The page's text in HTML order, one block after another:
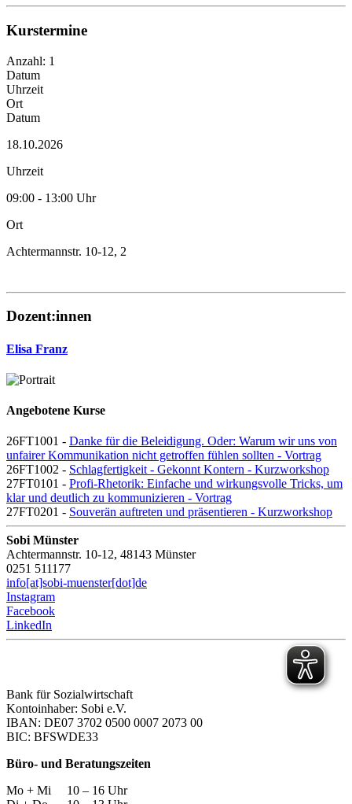
Kurstermine
Anzahl: 1
Datum
Uhrzeit
Ort
Datum
18.10.2026
Uhrzeit
09:00 - 13:00 Uhr
Ort
Achtermannstr. 10-12, 2
Dozent:innen
Elisa Franz
Angebotene Kurse
26FT1001 - Danke für die Beleidigung. Oder: Warum wir uns von
unfairer Kommunikation nicht getroffen fühlen sollten - Vortrag
26FT1002 - Schlagfertigkeit - Gekonnt Kontern - Kurzworkshop
27FT0101 - Profi-Rhetorik: Einfache und wirkungsvolle Tricks, um
klar und deutlich zu kommunizieren - Vortrag
27FT0201 - Souverän auftreten und präsentieren - Kurzworkshop
Sobi Münster
Achtermannstr. 10-12, 48143 Münster
0251 511177
info[at]sobi-muenster[dot]de
Instagram
Facebook
LinkedIn
Bank für Sozialwirtschaft
Kontoinhaber: Sobi e.V.
IBAN: DE07 3702 0500 0007 2073 00
BIC: BFSWDE33
Büro- und Beratungszeiten
Mo + Mi 10 – 16 Uhr